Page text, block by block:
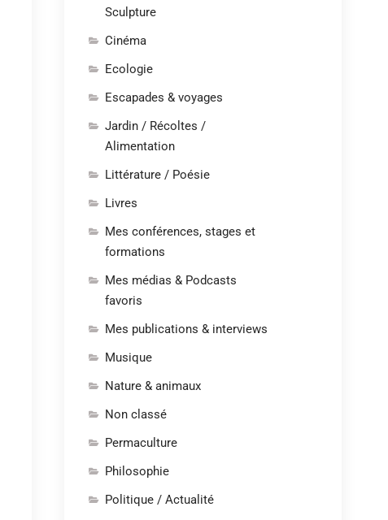
Sculpture
Cinéma
Ecologie
Escapades & voyages
Jardin / Récoltes /
Alimentation
Littérature / Poésie
Livres
Mes conférences, stages et
formations
Mes médias & Podcasts
favoris
Mes publications & interviews
Musique
Nature & animaux
Non classé
Permaculture
Philosophie
Politique / Actualité